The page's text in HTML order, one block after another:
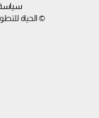
© الحياة